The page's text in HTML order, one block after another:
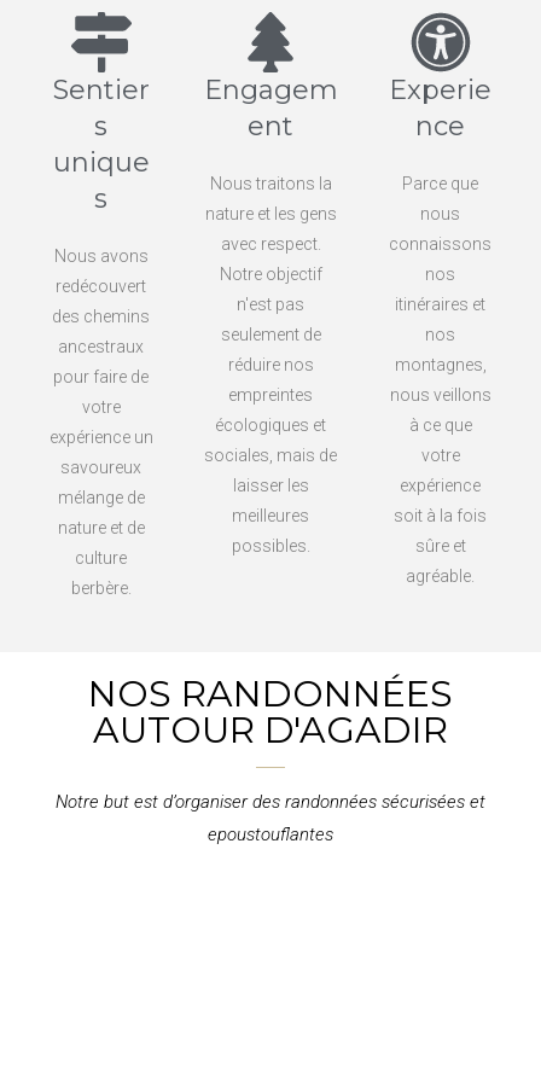
Sentier
s
unique
s
Nous avons
redécouvert
des chemins
ancestraux
pour faire de
votre
expérience un
savoureux
mélange de
nature et de
culture
berbère.
Engagem
ent
Nous traitons la
nature et les gens
avec respect.
Notre objectif
n'est pas
seulement de
réduire nos
empreintes
écologiques et
sociales, mais de
laisser les
meilleures
possibles.
Experie
nce
Parce que
nous
connaissons
nos
itinéraires et
nos
montagnes,
nous veillons
à ce que
votre
expérience
soit à la fois
sûre et
agréable.
NOS RANDONNÉES
AUTOUR D'AGADIR
Notre but est d’organiser des randonnées sécurisées et
epoustouflantes